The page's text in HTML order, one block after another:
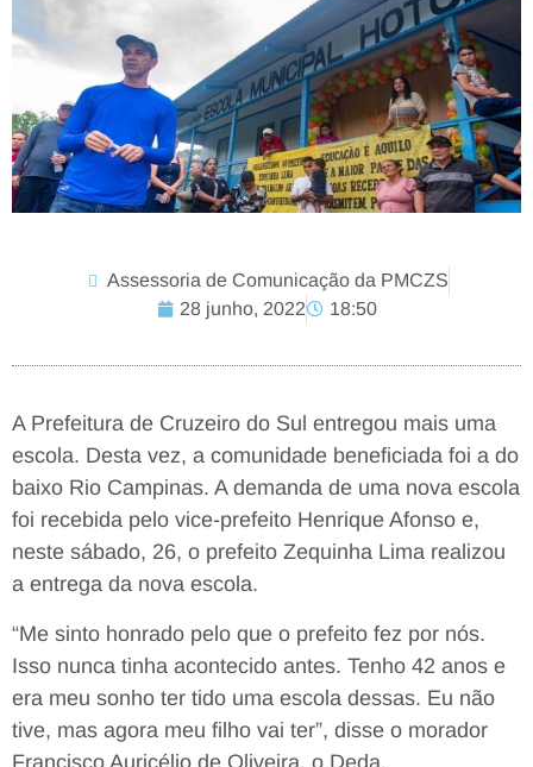
Assessoria de Comunicação da PMCZS
28 junho, 2022
18:50
A Prefeitura de Cruzeiro do Sul entregou mais uma
escola. Desta vez, a comunidade beneficiada foi a do
baixo Rio Campinas. A demanda de uma nova escola
foi recebida pelo vice-prefeito Henrique Afonso e,
neste sábado, 26, o prefeito Zequinha Lima realizou
a entrega da nova escola.
“Me sinto honrado pelo que o prefeito fez por nós.
Isso nunca tinha acontecido antes. Tenho 42 anos e
era meu sonho ter tido uma escola dessas. Eu não
tive, mas agora meu filho vai ter”, disse o morador
Francisco Auricélio de Oliveira, o Deda.